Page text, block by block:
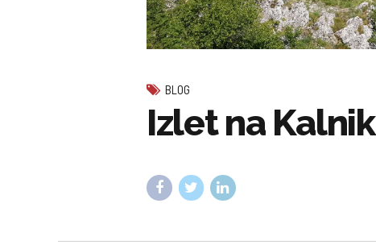
BLOG
Izlet na Kalnik